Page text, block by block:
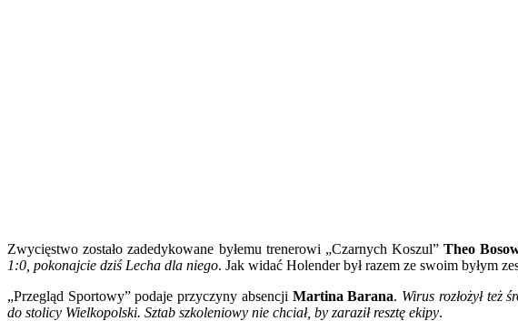
Zwycięstwo zostało zadedykowane byłemu trenerowi „Czarnych Koszul”Theo
1:0, pokonajcie dziś Lecha dla niego. Jak widać Holender był razem ze swoim byłym
„Przegląd Sportowy” podaje przyczyny absencji Martina Barana. Wirus rozłożył też
do stolicy Wielkopolski. Sztab szkoleniowy nie chciał, by zaraził resztę ekipy.